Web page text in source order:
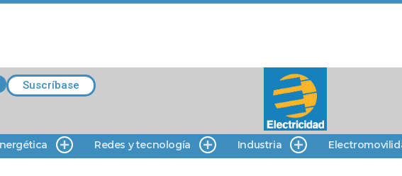
Suscríbase
Redes y tecnología Industria